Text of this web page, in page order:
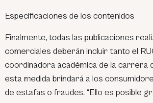
Especificaciones de los contenidos
Finalmente, todas las publicaciones
comerciales deberán incluir tanto el
coordinadora académica de la carrera
esta medida brindará a los
de estafas o fraudes. “Ello es posible